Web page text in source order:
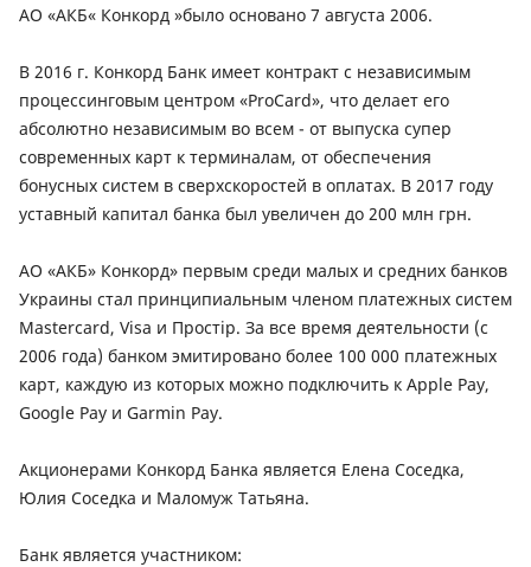
АО «АКБ« Конкорд »было основано 7 августа 2006.
В 2016 г. Конкорд Банк имеет контракт с независимым
процессинговым центром «ProCard», что делает его
абсолютно независимым во всем - от выпуска супер
современных карт к терминалам, от обеспечения
бонусных систем в сверхскоростей в оплатах. В 2017 году
уставный капитал банка был увеличен до 200 млн грн.
АО «АКБ» Конкорд» первым среди малых и средних банков
Украины стал принципиальным членом платежных систем
Mastercard, Visa и Простір. За все время деятельности (с
2006 года) банком эмитировано более 100 000 платежных
карт, каждую из которых можно подключить к Apple Pay,
Google Pay и Garmin Pay.
Акционерами Конкорд Банка является Елена Соседка,
Юлия Соседка и Маломуж Татьяна.
Банк является участником: